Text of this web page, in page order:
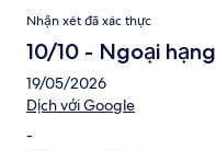
Nhận xét đã xác thực
10/10 - Ngoại hạng
19/05/2026
Dịch với Google
-